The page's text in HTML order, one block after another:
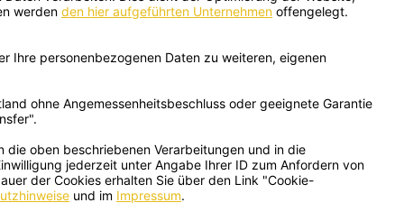
Schreib uns hier